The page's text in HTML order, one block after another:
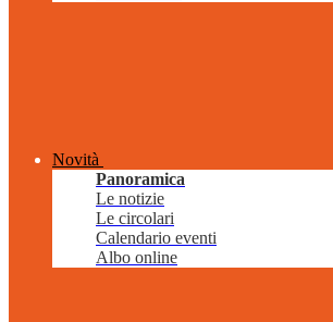
Novità
Panoramica
Le notizie
Le circolari
Calendario eventi
Albo online